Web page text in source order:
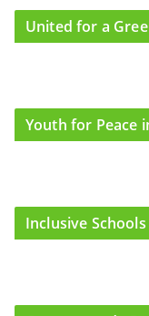
United for a
Youth for Peace
Inclusive